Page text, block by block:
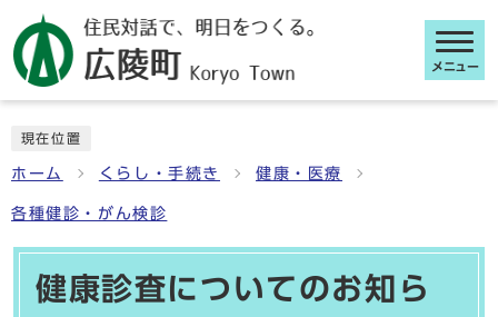
メニュー
現在位置
ホーム くらし・手続き 健康・医療
各種健診・がん検診
健康診査についてのお知ら